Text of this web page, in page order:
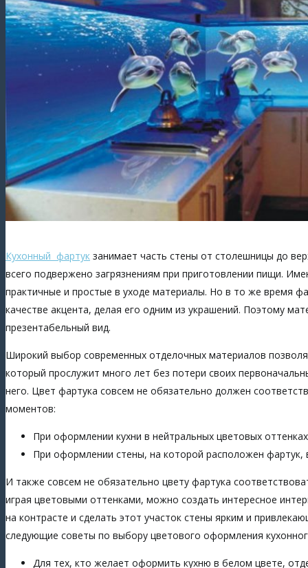
Кухонный фартук занимает часть стены от столешницы до
всего подвержено загрязнениям при приготовлении пищи.
практичные и простые в уходе материалы. Но в то же время
качестве акцента, делая его одним из украшений. Поэтому
презентабельный вид.
Широкий выбор современных отделочных материалов
который прослужит много лет без потери своих
него. Цвет фартука совсем не обязательно должен
моментов:
При оформлении кухни в нейтральных цветовых
При оформлении стены, на которой расположен фартук,
И также совсем не обязательно цвету фартука
играя цветовыми оттенками, можно создать интересное
на контрасте и сделать этот участок стены ярким и
следующие советы по выбору цветового оформления
Для тех, кто желает оформить кухню в белом цвете,